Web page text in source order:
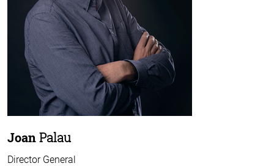
JoanPalau
Director General